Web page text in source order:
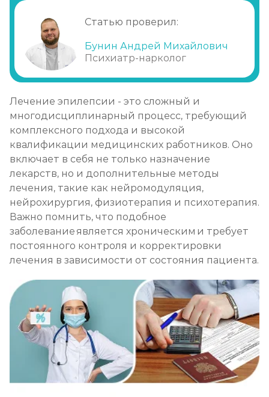
Лечение эпилепсии в нашей клинике
Статью проверил:
Бунин Андрей Михайлович
Психиатр-нарколог
Лечение эпилепсии - это сложный и
многодисциплинарный процесс, требующий
комплексного подхода и высокой
квалификации медицинских работников. Оно
включает в себя не только назначение
лекарств, но и дополнительные методы
лечения, такие как нейромодуляция,
нейрохирургия, физиотерапия и психотерапия.
Важно помнить, что подобное
заболевание является хроническим и требует
постоянного контроля и корректировки
лечения в зависимости от состояния пациента.